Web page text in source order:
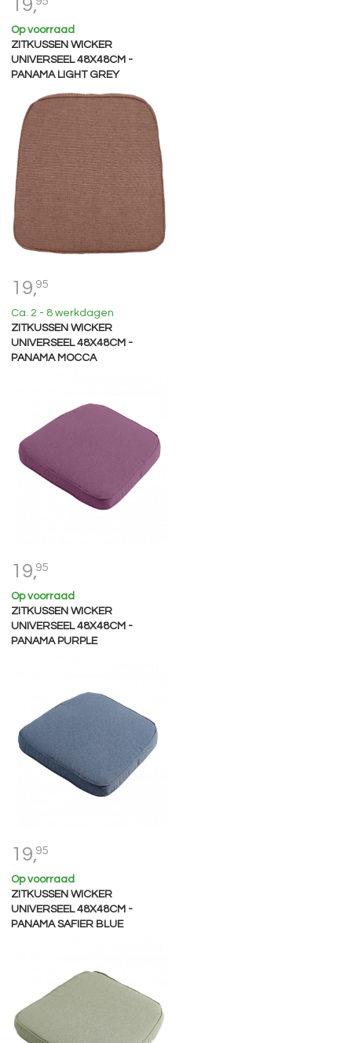
19,
Op voorraad
ZITKUSSEN WICKER
UNIVERSEEL 48X48CM -
PANAMA LIGHT GREY
19,95
Ca. 2 - 8 werkdagen
ZITKUSSEN WICKER
UNIVERSEEL 48X48CM -
PANAMA MOCCA
19,95
Op voorraad
ZITKUSSEN WICKER
UNIVERSEEL 48X48CM -
PANAMA PURPLE
19,95
Op voorraad
ZITKUSSEN WICKER
UNIVERSEEL 48X48CM -
PANAMA SAFIER BLUE